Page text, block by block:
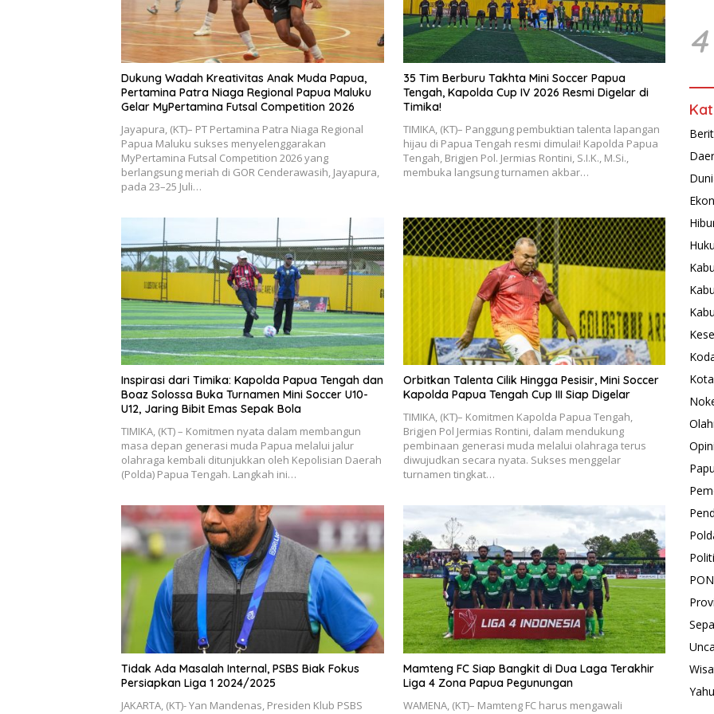
Dukung Wadah Kreativitas Anak Muda Papua,
Pertamina Patra Niaga Regional Papua Maluku
Gelar MyPertamina Futsal Competition 2026
Jayapura, (KT)– PT Pertamina Patra Niaga Regional
Papua Maluku sukses menyelenggarakan
MyPertamina Futsal Competition 2026 yang
berlangsung meriah di GOR Cenderawasih, Jayapura,
pada 23–25 Juli…
35 Tim Berburu Takhta Mini Soccer Papua
Tengah, Kapolda Cup IV 2026 Resmi Digelar di
Timika!
TIMIKA, (KT)– Panggung pembuktian talenta lapangan
hijau di Papua Tengah resmi dimulai! Kapolda Papua
Tengah, Brigjen Pol. Jermias Rontini, S.I.K., M.Si.,
membuka langsung turnamen akbar…
Inspirasi dari Timika: Kapolda Papua Tengah dan
Boaz Solossa Buka Turnamen Mini Soccer U10-
U12, Jaring Bibit Emas Sepak Bola
TIMIKA, (KT) – Komitmen nyata dalam membangun
masa depan generasi muda Papua melalui jalur
olahraga kembali ditunjukkan oleh Kepolisian Daerah
(Polda) Papua Tengah. Langkah ini…
Orbitkan Talenta Cilik Hingga Pesisir, Mini Soccer
Kapolda Papua Tengah Cup III Siap Digelar
TIMIKA, (KT)– Komitmen Kapolda Papua Tengah,
Brigjen Pol Jermias Rontini, dalam mendukung
pembinaan generasi muda melalui olahraga terus
diwujudkan secara nyata. Sukses menggelar
turnamen tingkat…
Tidak Ada Masalah Internal, PSBS Biak Fokus
Persiapkan Liga 1 2024/2025
JAKARTA, (KT)- Yan Mandenas, Presiden Klub PSBS
Mamteng FC Siap Bangkit di Dua Laga Terakhir
Liga 4 Zona Papua Pegunungan
WAMENA, (KT)– Mamteng FC harus mengawali
4